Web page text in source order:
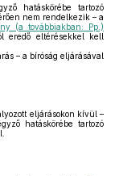
hatáskörébe tartozó
nem rendelkezik – a
(a továbbiakban: Pp.)
eredő eltérésekkel kell
– a bíróság eljárásával
eljárásokon kívül –
hatáskörébe tartozó